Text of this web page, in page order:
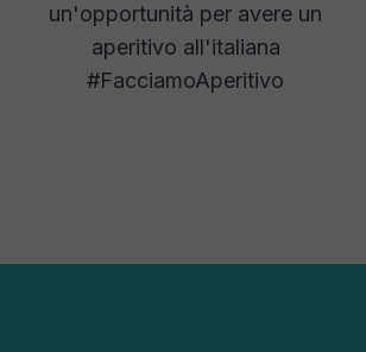
un'opportunità per avere un
aperitivo all'italiana
#FacciamoAperitivo